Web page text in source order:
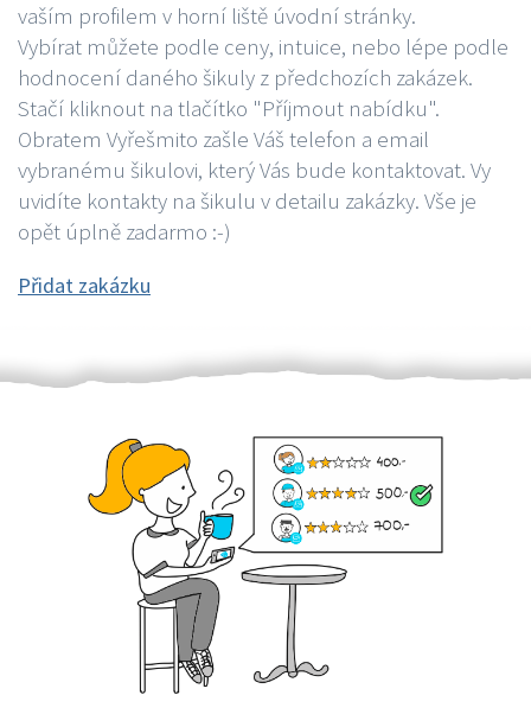
vaším profilem v horní liště úvodní stránky.
Vybírat můžete podle ceny, intuice, nebo lépe podle
hodnocení daného šikuly z předchozích zakázek.
Stačí kliknout na tlačítko "Příjmout nabídku".
Obratem Vyřešmito zašle Váš telefon a email
vybranému šikulovi, který Vás bude kontaktovat. Vy
uvidíte kontakty na šikulu v detailu zakázky. Vše je
opět úplně zadarmo :-)
Přidat zakázku